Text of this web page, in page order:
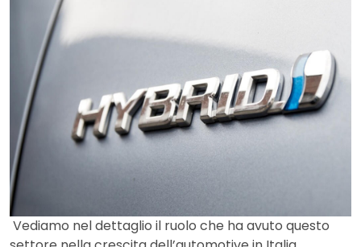
Vediamo nel dettaglio il ruolo che ha avuto questo